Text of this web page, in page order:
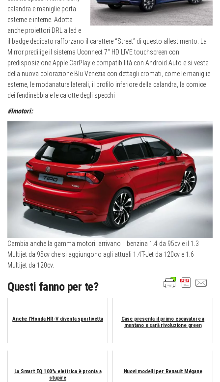
calandra e maniglie porta
esterne e interne. Adotta
anche proiettori DRL a led e
il badge dedicato rafforzano il carattere “Street” di questo allestimento. La
Mirror predilige il sistema Uconnect 7″ HD LIVE touchscreen con
predisposizione Apple CarPlay e compatibilità con Android Auto e si veste
della nuova colorazione Blu Venezia con dettagli cromati, come le maniglie
esterne, le modanature laterali, il profilo inferiore della calandra, la cornice
dei fendinebbia e le calotte degli specchi
#Imotori:
Cambia anche la gamma motori: arrivano i benzina 1.4 da 95cv e il 1.3
Multijet da 95cv che si aggiungono agli attuali 1.4T-Jet da 120cv e 1.6
Multijet da 120cv.
Questi fanno per te?
Anche l’Honda HR-V diventa sportivetta
Case presenta il primo escavatore a
mentano e sarà rivoluzione green
La Smart EQ 100% elettrica è pronta a
stupire
Nuovi modelli per Renault Mégane